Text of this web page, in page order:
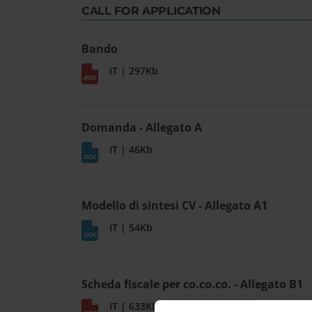
CALL FOR APPLICATION
Bando
IT | 297Kb
Domanda - Allegato A
IT | 46Kb
Modello di sintesi CV - Allegato A1
IT | 54Kb
Scheda fiscale per co.co.co. - Allegato B1
IT | 633Kb